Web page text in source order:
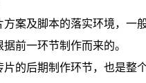
案及脚本的落实环境，一
前一环节制作而来的。
片的后期制作环节，也是整